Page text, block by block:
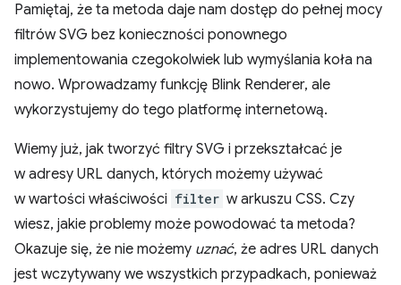
Pamiętaj, że ta metoda daje nam dostęp do pełnej mocy
filtrów SVG bez konieczności ponownego
implementowania czegokolwiek lub wymyślania koła na
nowo. Wprowadzamy funkcję Blink Renderer, ale
wykorzystujemy do tego platformę internetową.
Wiemy już, jak tworzyć filtry SVG i przekształcać je
w adresy URL danych, których możemy używać
w wartości właściwości filter w arkuszu CSS. Czy
wiesz, jakie problemy może powodować ta metoda?
Okazuje się, że nie możemy uznać, że adres URL danych
jest wczytywany we wszystkich przypadkach, ponieważ